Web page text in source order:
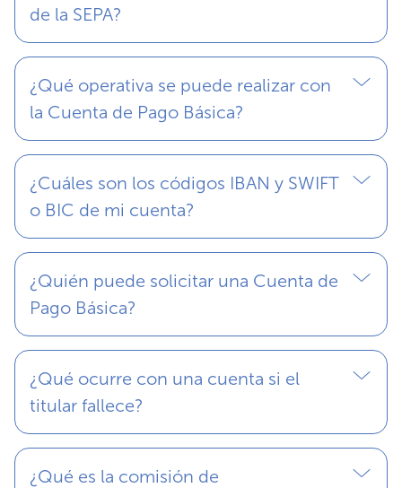
de la SEPA?
¿Qué operativa se puede realizar con
la Cuenta de Pago Básica?
¿Cuáles son los códigos IBAN y SWIFT
o BIC de mi cuenta?
¿Quién puede solicitar una Cuenta de
Pago Básica?
¿Qué ocurre con una cuenta si el
titular fallece?
¿Qué es la comisión de